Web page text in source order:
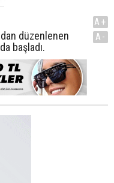
düzenlenen
başladı.
A+
A-